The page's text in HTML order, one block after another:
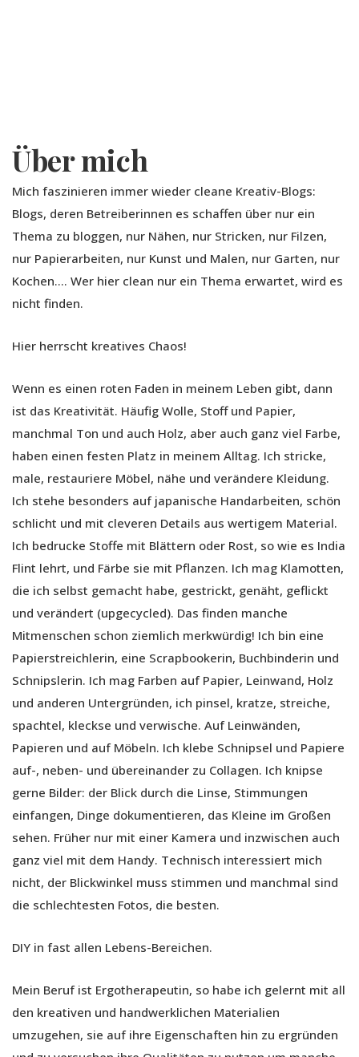
Über mich
Mich faszinieren immer wieder cleane Kreativ-Blogs:
Blogs, deren Betreiberinnen es schaffen über nur ein
Thema zu bloggen, nur Nähen, nur Stricken, nur Filzen,
nur Papierarbeiten, nur Kunst und Malen, nur Garten, nur
Kochen…. Wer hier clean nur ein Thema erwartet, wird es
nicht finden.
Hier herrscht kreatives Chaos!
Wenn es einen roten Faden in meinem Leben gibt, dann
ist das Kreativität. Häufig Wolle, Stoff und Papier,
manchmal Ton und auch Holz, aber auch ganz viel Farbe,
haben einen festen Platz in meinem Alltag. Ich stricke,
male, restauriere Möbel, nähe und verändere Kleidung.
Ich stehe besonders auf japanische Handarbeiten, schön
schlicht und mit cleveren Details aus wertigem Material.
Ich bedrucke Stoffe mit Blättern oder Rost, so wie es India
Flint lehrt, und Färbe sie mit Pflanzen. Ich mag Klamotten,
die ich selbst gemacht habe, gestrickt, genäht, geflickt
und verändert (upgecycled). Das finden manche
Mitmenschen schon ziemlich merkwürdig! Ich bin eine
Papierstreichlerin, eine Scrapbookerin, Buchbinderin und
Schnipslerin. Ich mag Farben auf Papier, Leinwand, Holz
und anderen Untergründen, ich pinsel, kratze, streiche,
spachtel, kleckse und verwische. Auf Leinwänden,
Papieren und auf Möbeln. Ich klebe Schnipsel und Papiere
auf-, neben- und übereinander zu Collagen. Ich knipse
gerne Bilder: der Blick durch die Linse, Stimmungen
einfangen, Dinge dokumentieren, das Kleine im Großen
sehen. Früher nur mit einer Kamera und inzwischen auch
ganz viel mit dem Handy. Technisch interessiert mich
nicht, der Blickwinkel muss stimmen und manchmal sind
die schlechtesten Fotos, die besten.
DIY in fast allen Lebens-Bereichen.
Mein Beruf ist Ergotherapeutin, so habe ich gelernt mit all
den kreativen und handwerklichen Materialien
umzugehen, sie auf ihre Eigenschaften hin zu ergründen